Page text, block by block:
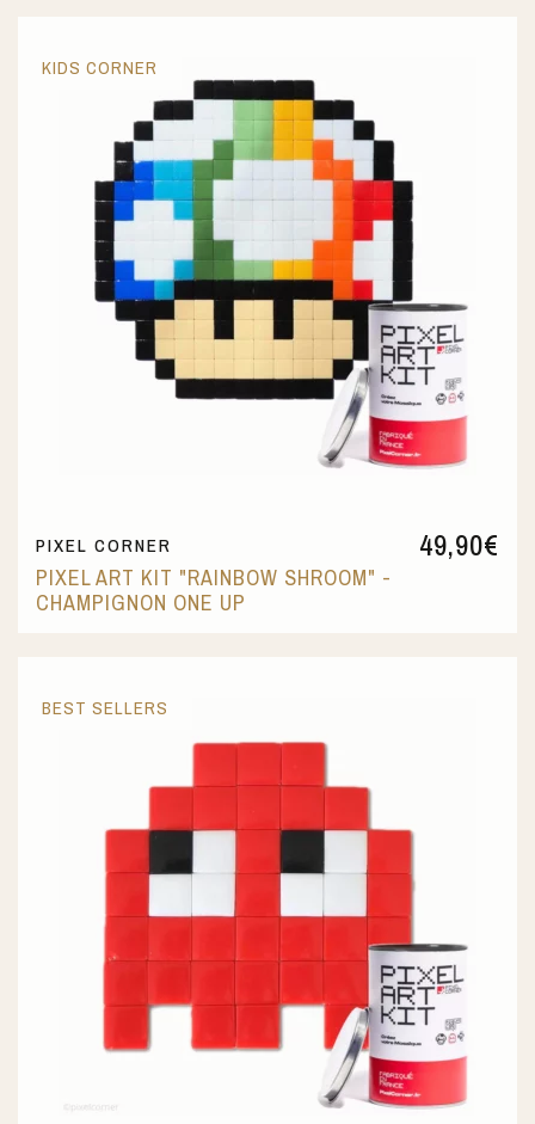
49,90€
PIXEL CORNER
PIXEL ART KIT "RAINBOW SHROOM" -
CHAMPIGNON ONE UP
KIDS CORNER
BEST SELLERS